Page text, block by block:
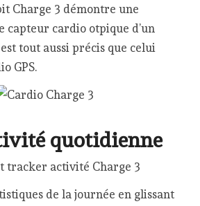
Charge 3 démontre une
capteur cardio otpique d’un
tout aussi précis que celui
GPS.
quotidienne
de la journée en glissant